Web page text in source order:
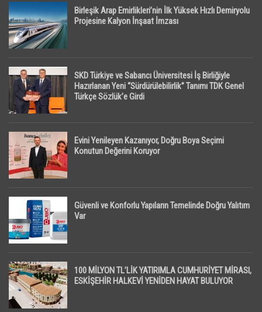
Birleşik Arap Emirlikleri’nin İlk Yüksek Hızlı Demiryolu
Projesine Kalyon İnşaat İmzası
SKD Türkiye ve Sabancı Üniversitesi İş Birliğiyle
Hazırlanan Yeni “Sürdürülebilirlik” Tanımı TDK Genel
Türkçe Sözlük’e Girdi
Evini Yenileyen Kazanıyor, Doğru Boya Seçimi
Konutun Değerini Koruyor
Güvenli ve Konforlu Yapıların Temelinde Doğru Yalıtım
Var
100 MİLYON TL’LİK YATIRIMLA CUMHURİYET MİRASI,
ESKİŞEHİR HALKEVİ YENİDEN HAYAT BULUYOR